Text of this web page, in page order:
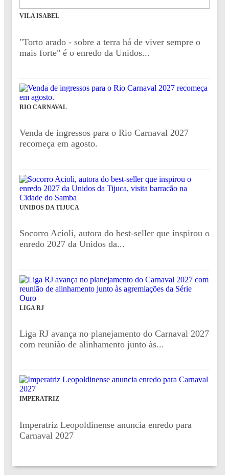
VILA ISABEL
"Torto arado - sobre a terra há de viver sempre o
mais forte" é o enredo da Unidos...
RIO CARNAVAL
Venda de ingressos para o Rio Carnaval 2027
recomeça em agosto.
UNIDOS DA TIJUCA
Socorro Acioli, autora do best-seller que inspirou o
enredo 2027 da Unidos da...
LIGA RJ
Liga RJ avança no planejamento do Carnaval 2027
com reunião de alinhamento junto às...
IMPERATRIZ
Imperatriz Leopoldinense anuncia enredo para
Carnaval 2027